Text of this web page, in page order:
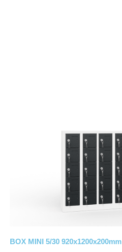
BOX MINI 5/30 920x1200x200mm